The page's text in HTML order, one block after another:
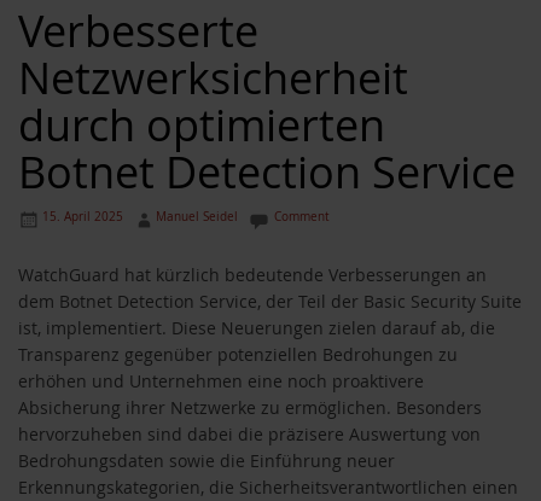
Verbesserte
Netzwerksicherheit
durch optimierten
Botnet Detection Service
15. April 2025 Manuel Seidel Comment
WatchGuard hat kürzlich bedeutende Verbesserungen an
dem Botnet Detection Service, der Teil der Basic Security Suite
ist, implementiert. Diese Neuerungen zielen darauf ab, die
Transparenz gegenüber potenziellen Bedrohungen zu
erhöhen und Unternehmen eine noch proaktivere
Absicherung ihrer Netzwerke zu ermöglichen. Besonders
hervorzuheben sind dabei die präzisere Auswertung von
Bedrohungsdaten sowie die Einführung neuer
Erkennungskategorien, die Sicherheitsverantwortlichen einen